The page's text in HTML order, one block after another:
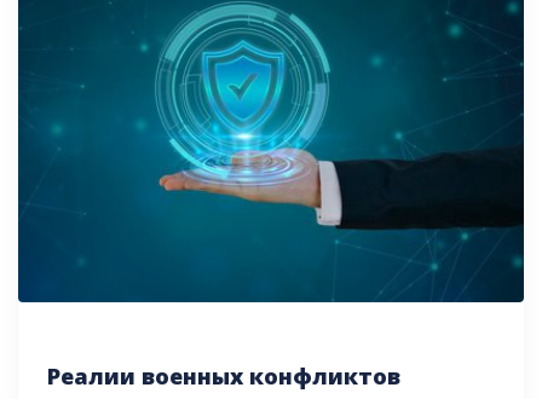
Реалии военных конфликтов